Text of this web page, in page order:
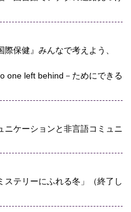
際保健』みんなで考えよう、
one left behind－ためにできる
ニケーションと非言語コミュニ
ステリーにふれる冬」（終了し